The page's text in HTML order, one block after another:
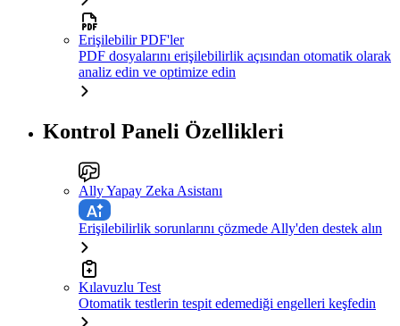
Erişilebilir PDF'ler
PDF dosyalarını erişilebilirlik açısından otomatik olarak
analiz edin ve optimize edin
Kontrol Paneli Özellikleri
Ally Yapay Zeka Asistanı
Erişilebilirlik sorunlarını çözmede Ally'den destek alın
Kılavuzlu Test
Otomatik testlerin tespit edemediği engelleri keşfedin